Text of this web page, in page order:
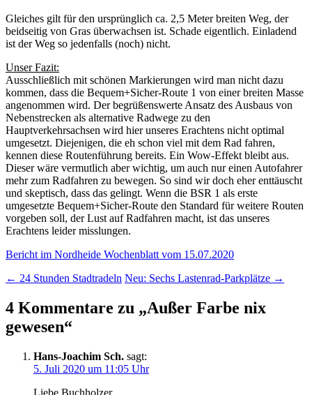
Gleiches gilt für den ursprünglich ca. 2,5 Meter breiten Weg, der
beidseitig von Gras überwachsen ist. Schade eigentlich. Einladend
ist der Weg so jedenfalls (noch) nicht.
Unser Fazit:
Ausschließlich mit schönen Markierungen wird man nicht dazu
kommen, dass die Bequem+Sicher-Route 1 von einer breiten Masse
angenommen wird. Der begrüßenswerte Ansatz des Ausbaus von
Nebenstrecken als alternative Radwege zu den
Hauptverkehrsachsen wird hier unseres Erachtens nicht optimal
umgesetzt. Diejenigen, die eh schon viel mit dem Rad fahren,
kennen diese Routenführung bereits. Ein Wow-Effekt bleibt aus.
Dieser wäre vermutlich aber wichtig, um auch nur einen Autofahrer
mehr zum Radfahren zu bewegen. So sind wir doch eher enttäuscht
und skeptisch, dass das gelingt. Wenn die BSR 1 als erste
umgesetzte Bequem+Sicher-Route den Standard für weitere Routen
vorgeben soll, der Lust auf Radfahren macht, ist das unseres
Erachtens leider misslungen.
Bericht im Nordheide Wochenblatt vom 15.07.2020
Beitragsnavigation
← 24 Stunden Stadtradeln Neu: Sechs Lastenrad-Parkplätze →
4 Kommentare zu „Außer Farbe nix
gewesen“
Hans-Joachim Sch. sagt:
5. Juli 2020 um 11:05 Uhr